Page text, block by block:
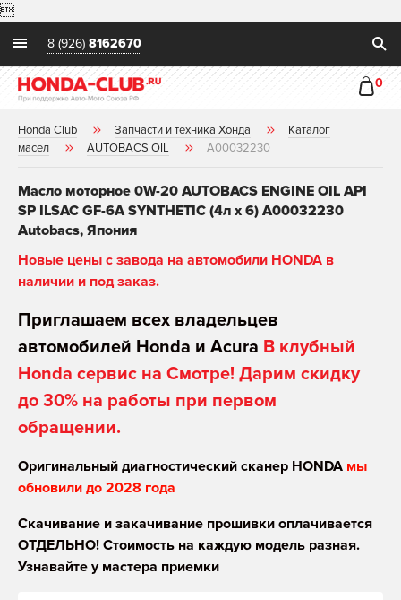

8 (926) 8162670
0
Honda Club Запчасти и техника Хонда
Каталог
масел
AUTOBACS OIL A00032230
Масло моторное 0W-20 AUTOBACS ENGINE OIL API
SP ILSAC GF-6A SYNTHETIC (4л х 6) A00032230
Autobacs, Япония
Новые цены с завода на автомобили HONDA в
наличии и под заказ.
Приглашаем всех владельцев
автомобилей Honda и Acura В клубный
Honda сервис на Смотре! Дарим скидку
до 30% на работы при первом
обращении.
Оригинальный диагностический сканер HONDA мы
обновили до 2028 года
Скачивание и закачивание прошивки оплачивается
ОТДЕЛЬНО! Стоимость на каждую модель разная.
Узнавайте у мастера приемки